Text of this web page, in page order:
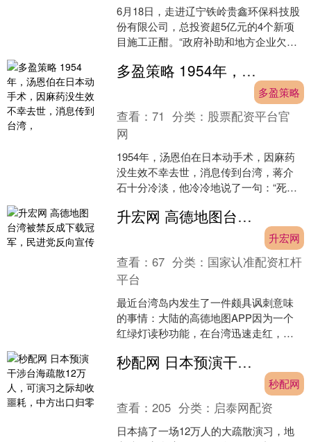
6月18日，走进辽宁铁岭贵鑫环保科技股
份有限公司，总投资超5亿元的4个新项
目施工正酣。“政府补助和地方企业欠款
事长吴卫说。 ....
多盈策略 1954年，汤恩伯在日本动手术，因麻药没生效不幸去世，消息传到台湾，
多盈策略
查看：71 分类： 股票配资平台官
网
1954年，汤恩伯在日本动手术，因麻药
没生效不幸去世，消息传到台湾，蒋介
石十分冷淡，他冷冷地说了一句：“死了
到如此地步？其....
升宏网 高德地图台湾被禁反成下载冠军，民进党反向宣传
升宏网
查看：67 分类： 国家认准配资杠杆
平台
最近台湾岛内发生了一件颇具讽刺意味
的事情：大陆的高德地图APP因为一个
红绿灯读秒功能，在台湾迅速走红，登
一切的“推手....
秒配网 日本预演干涉台海疏散12万人，可演习之际却收噩耗，中方出口归零
秒配网
查看：205 分类： 启泰网配资
日本搞了一场12万人的大疏散演习，地